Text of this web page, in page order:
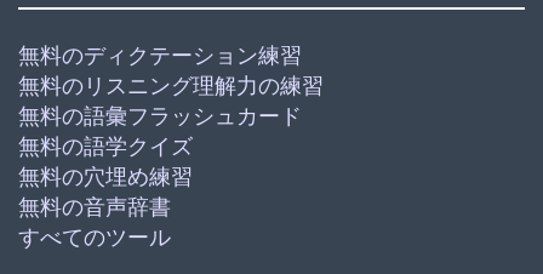
無料のディクテーション練習
無料のリスニング理解力の練習
無料の語彙フラッシュカード
無料の語学クイズ
無料の穴埋め練習
無料の音声辞書
すべてのツール